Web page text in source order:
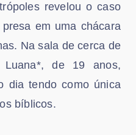
revelou o caso
em uma chácara
Na sala de cerca de
Luana*, de 19 anos,
dia tendo como única
bíblicos.